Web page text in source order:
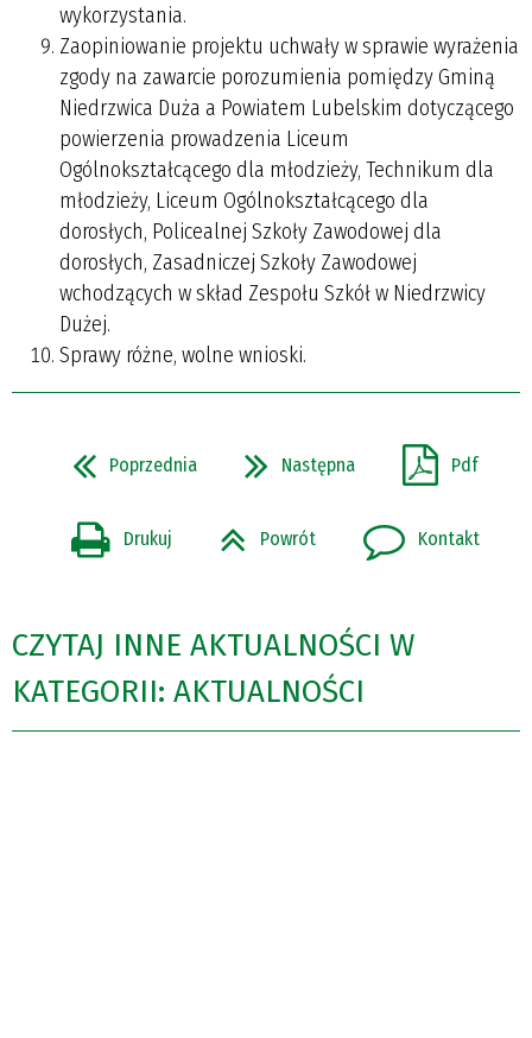
wykorzystania.
Zaopiniowanie projektu uchwały w sprawie wyrażenia
zgody na zawarcie porozumienia pomiędzy Gminą
Niedrzwica Duża a Powiatem Lubelskim dotyczącego
powierzenia prowadzenia Liceum
Ogólnokształcącego dla młodzieży, Technikum dla
młodzieży, Liceum Ogólnokształcącego dla
dorosłych, Policealnej Szkoły Zawodowej dla
dorosłych, Zasadniczej Szkoły Zawodowej
wchodzących w skład Zespołu Szkół w Niedrzwicy
Dużej.
Sprawy różne, wolne wnioski.
Poprzednia Następna Pdf
Drukuj Powrót Kontakt
CZYTAJ INNE AKTUALNOŚCI W
KATEGORII: AKTUALNOŚCI